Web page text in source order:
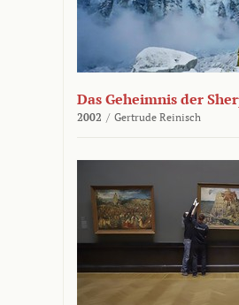
Das Geheimnis der
2002 / Gertrude Reinisch